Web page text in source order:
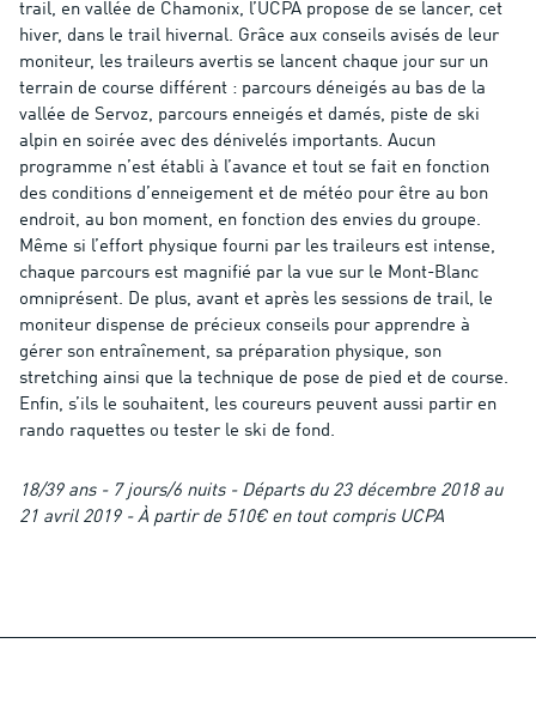
trail, en vallée de Chamonix, l’UCPA propose de se lancer, cet
hiver, dans le trail hivernal. Grâce aux conseils avisés de leur
moniteur, les traileurs avertis se lancent chaque jour sur un
terrain de course différent : parcours déneigés au bas de la
vallée de Servoz, parcours enneigés et damés, piste de ski
alpin en soirée avec des dénivelés importants. Aucun
programme n’est établi à l’avance et tout se fait en fonction
des conditions d’enneigement et de météo pour être au bon
endroit, au bon moment, en fonction des envies du groupe.
Même si l’effort physique fourni par les traileurs est intense,
chaque parcours est magnifié par la vue sur le Mont-Blanc
omniprésent. De plus, avant et après les sessions de trail, le
moniteur dispense de précieux conseils pour apprendre à
gérer son entraînement, sa préparation physique, son
stretching ainsi que la technique de pose de pied et de course.
Enfin, s’ils le souhaitent, les coureurs peuvent aussi partir en
rando raquettes ou tester le ski de fond.
18/39 ans - 7 jours/6 nuits - Départs du 23 décembre 2018 au
21 avril 2019 - À partir de 510€ en tout compris UCPA